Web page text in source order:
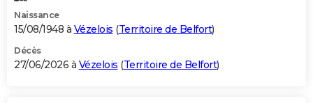
Naissance
15/08/1948 à Vézelois (Territoire de Belfort)
Décès
27/06/2026 à Vézelois (Territoire de Belfort)